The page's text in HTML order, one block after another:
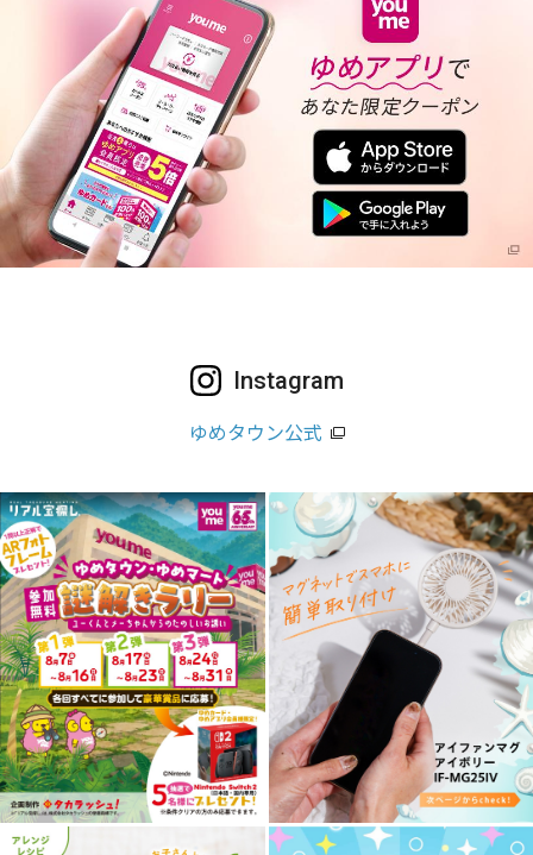
Instagram
ゆめタウン公式